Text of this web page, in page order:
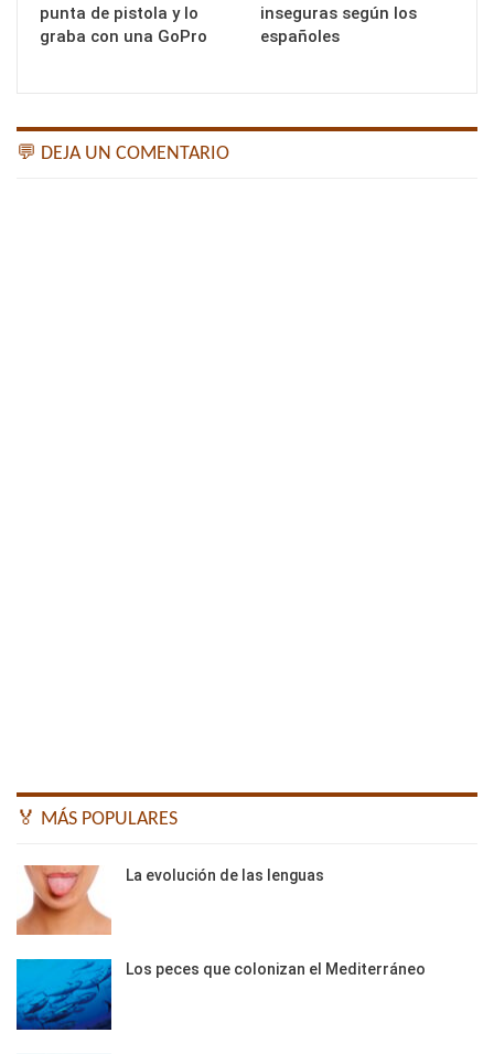
punta de pistola y lo
graba con una GoPro
inseguras según los
españoles
💬 DEJA UN COMENTARIO
🏅 MÁS POPULARES
La evolución de las lenguas
Los peces que colonizan el Mediterráneo